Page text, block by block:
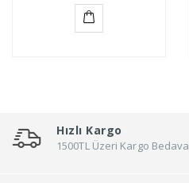
Hızlı Kargo
1500TL Üzeri Kargo Bedava